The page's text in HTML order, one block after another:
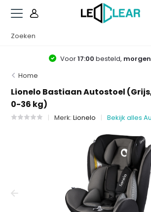
Voor17:00 besteld, morgen
Home
Lionelo Bastiaan Autostoel
0-36 kg)
Merk:Lionelo Bekijk alles